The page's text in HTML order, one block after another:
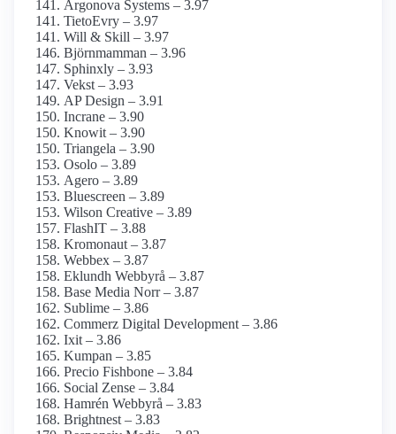
Argonova Systems – 3.97
TietoEvry – 3.97
Will & Skill – 3.97
Björnmamman – 3.96
Sphinxly – 3.93
Vekst – 3.93
AP Design – 3.91
Incrane – 3.90
Knowit – 3.90
Triangela – 3.90
Osolo – 3.89
Agero – 3.89
Bluescreen – 3.89
Wilson Creative – 3.89
FlashIT – 3.88
Kromonaut – 3.87
Webbex – 3.87
Eklundh Webbyrå – 3.87
Base Media Norr – 3.87
Sublime – 3.86
Commerz Digital Development – 3.86
Ixit – 3.86
Kumpan – 3.85
Precio Fishbone – 3.84
Social Zense – 3.84
Hamrén Webbyrå – 3.83
Brightnest – 3.83